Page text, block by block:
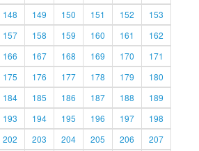
148 149 150 151 152
153
157 158 159 160 161
162
166 167 168 169 170
171
175 176 177 178 179
180
184 185 186 187 188
189
193 194 195 196 197
198
202 203 204 205 206
207